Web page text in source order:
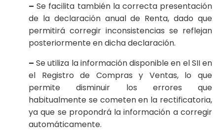
– Se facilita también la correcta presentación
de la declaración anual de Renta, dado que
permitirá corregir inconsistencias se reflejan
posteriormente en dicha declaración.
– Se utiliza la información disponible en el SII en
el Registro de Compras y Ventas, lo que
permite disminuir los errores que
habitualmente se cometen en la rectificatoria,
ya que se propondrá la información a corregir
automáticamente.